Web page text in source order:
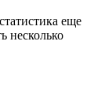
еще
несколько